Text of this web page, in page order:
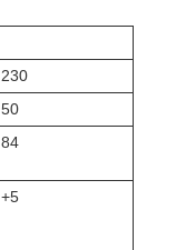
230
50
84
+5